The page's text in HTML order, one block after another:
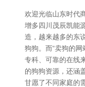
欢迎光临山东时代
增多四川茂辰凯能
造，越来越多的东
狗狗。而“卖狗的
专科、可靠的在线
的狗狗资源，还涵
甘愿了不同家庭的